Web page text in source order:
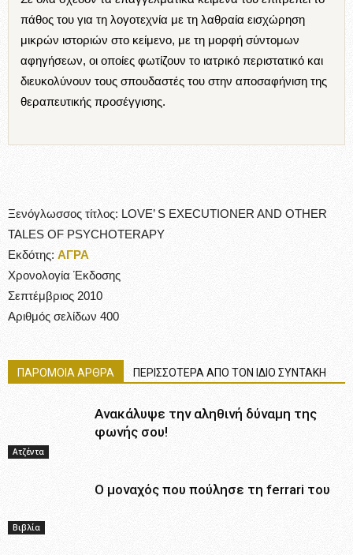
πάθος του για τη λογοτεχνία με τη λαθραία εισχώρηση
μικρών ιστοριών στο κείμενο, με τη μορφή σύντομων
αφηγήσεων, οι οποίες φωτίζουν το ιατρικό περιστατικό και
διευκολύνουν τους σπουδαστές του στην αποσαφήνιση της
θεραπευτικής προσέγγισης.
Ξενόγλωσσος τίτλος: LOVE’ S EXECUTIONER AND OTHER
TALES OF PSYCHOTERAPY
Εκδότης: ΑΓΡΑ
Χρονολογία Έκδοσης
Σεπτέμβριος 2010
Αριθμός σελίδων 400
ΠΑΡΟΜΟΙΑ ΑΡΘΡΑ ΠΕΡΙΣΣΟΤΕΡΑ ΑΠΟ ΤΟΝ ΙΔΙΟ ΣΥΝΤΑΚΗ
Ατζέντα
Ανακάλυψε την αληθινή δύναμη της
φωνής σου!
Βιβλία
Ο μοναχός που πούλησε τη ferrari του